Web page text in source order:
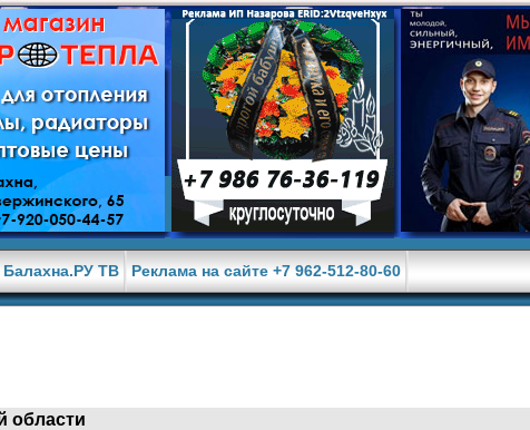
Балахна.РУ ТВ Реклама на сайте +7 962-512-80-60
области